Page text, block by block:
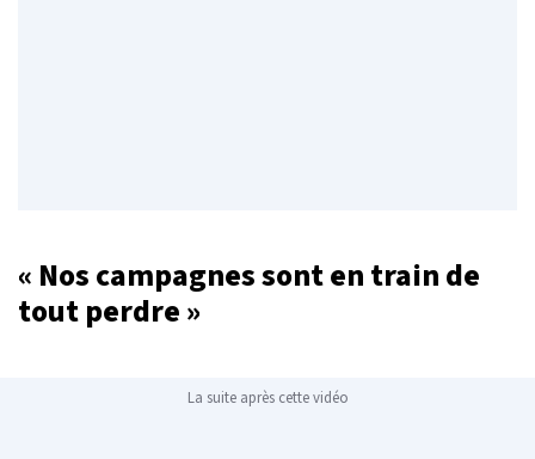
« Nos campagnes sont en train de
tout perdre »
La suite après cette vidéo